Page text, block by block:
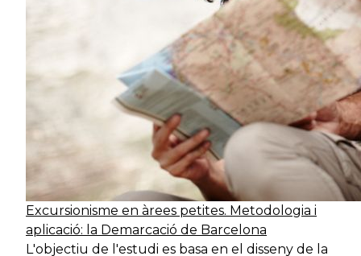
Excursionisme en àrees petites. Metodologia i
aplicació: la Demarcació de Barcelona
L'objectiu de l'estudi es basa en el disseny de la